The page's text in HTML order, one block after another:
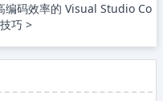
编码效率的 Visual Studio Co
巧 >